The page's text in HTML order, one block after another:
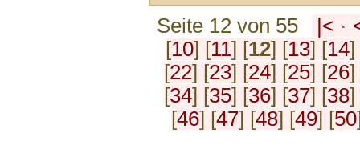
Seite 12 von 55 |< ·
[10] [11] [12] [13] [14]
[22] [23] [24] [25] [26]
[34] [35] [36] [37] [38]
[46] [47] [48] [49] [50